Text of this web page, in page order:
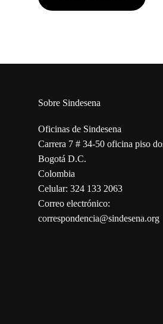
Sobre Sindesena
Oficinas de Sindesena
Carrera 7 # 34-50 oficina piso
Bogotá D.C.
Colombia
Celular: 324 133 2063
Correo electrónico:
correspondencia@sindesena.org